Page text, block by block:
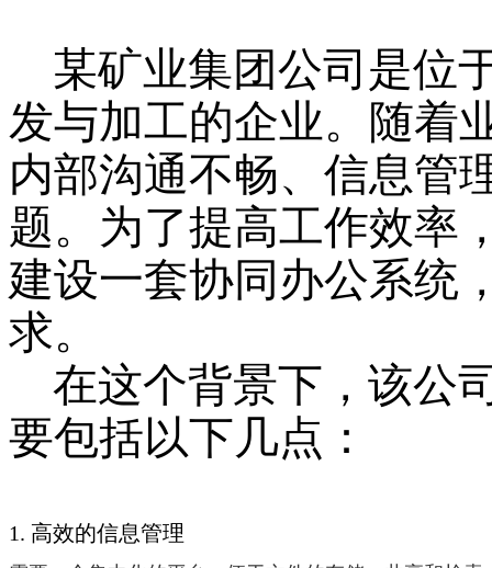
某矿业集团公司是位
发与加工的企业。随着
内部沟通不畅、信息管
题。为了提高工作效率
建设一套协同办公系统
求。
在这个背景下，该公
要包括以下几点：
1. 高效的信息管理